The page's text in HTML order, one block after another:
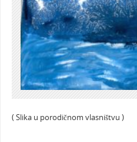
( Slika u porodičnom vlasništvu )